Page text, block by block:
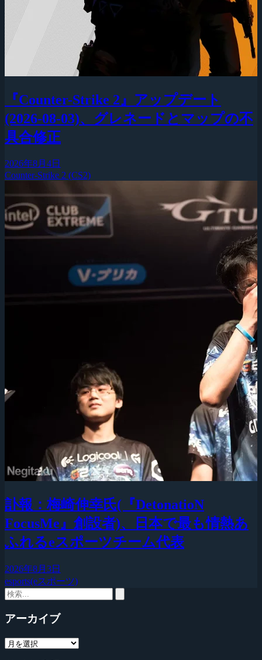
『Counter-Strike 2』アップデート
(2026-08-03)、グレネードとマップの不
具合修正
2026年8月4日
Counter-Strike 2 (CS2)
訃報：梅崎伸幸氏(『DetonatioN
FocusMe』創設者)、日本で最も情熱あ
ふれるeスポーツチーム代表
2026年8月3日
esports(eスポーツ)
アーカイブ